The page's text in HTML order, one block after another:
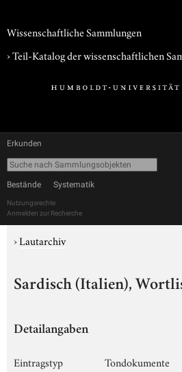
Wissenschaftliche Sammlungen
› Teil-Katalog der wissenschaftlichen
Erkunden
Bestände Systematik
Nutzungsrechte
Anmelden zur Recherche
›Lautarchiv
Sardisch (Italien),
Detailangaben
Eintragstyp
Tondokumente